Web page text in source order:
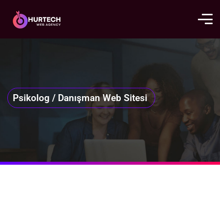
Psikolog / Danışman Web Sitesi